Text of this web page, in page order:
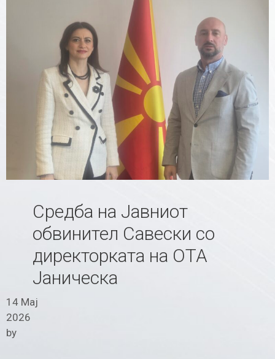
Средба на Јавниот
обвинител Савески со
директорката на ОТА
Јаническа
14 Мај
2026
by